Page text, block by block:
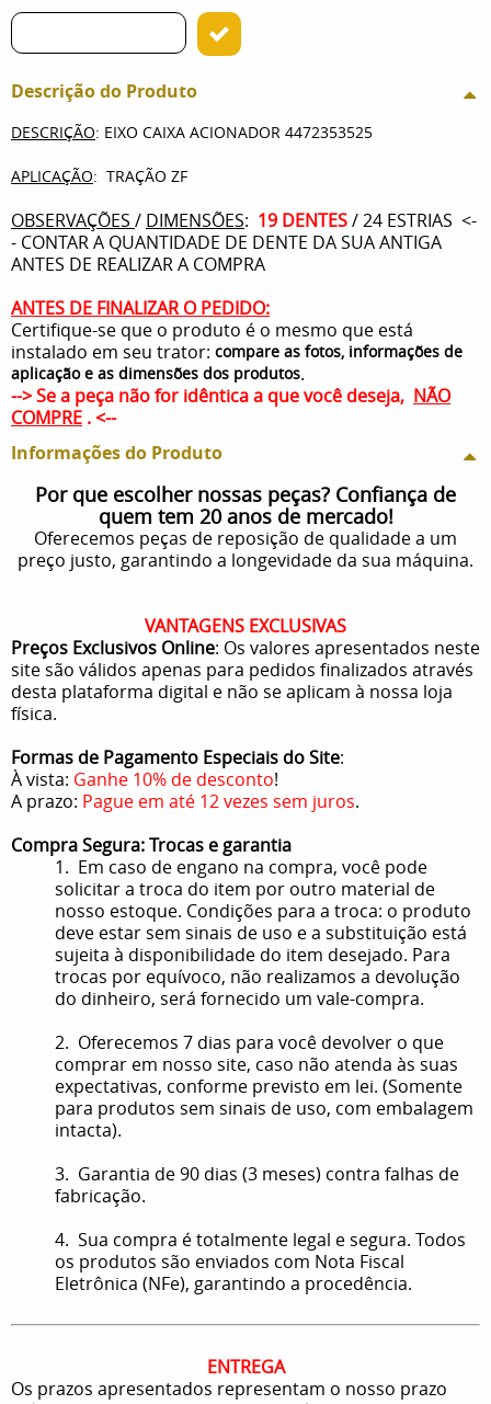
Descrição do Produto
DESCRIÇÃO: EIXO CAIXA ACIONADOR 4472353525
APLICAÇÃO: TRAÇÃO ZF
OBSERVAÇÕES / DIMENSÕES: 19 DENTES/ 24 ESTRIAS <-
- CONTAR A QUANTIDADE DE DENTE DA SUA ANTIGA
ANTES DE REALIZAR A COMPRA
ANTES DE FINALIZAR O PEDIDO:
Certifique-se que o produto é o mesmo que está
instalado em seu trator: compare as fotos, informações de
aplicação e as dimensões dos produtos.
--> Se a peça não for idêntica a que você deseja, NÃO
COMPRE . <--
Informações do Produto
Por que escolher nossas peças? Confiança de
quem tem 20 anos de mercado!
Oferecemos peças de reposição de qualidade a um
preço justo, garantindo a longevidade da sua máquina.
VANTAGENS EXCLUSIVAS
Preços Exclusivos Online: Os valores apresentados neste
site são válidos apenas para pedidos finalizados através
desta plataforma digital e não se aplicam à nossa loja
física.
Formas de Pagamento Especiais do Site:
À vista: Ganhe 10% de desconto!
A prazo: Pague em até 12 vezes sem juros.
Compra Segura: Trocas e garantia
1. Em caso de engano na compra, você pode
solicitar a troca do item por outro material de
nosso estoque. Condições para a troca: o produto
deve estar sem sinais de uso e a substituição está
sujeita à disponibilidade do item desejado. Para
trocas por equívoco, não realizamos a devolução
do dinheiro, será fornecido um vale-compra.
2. Oferecemos 7 dias para você devolver o que
comprar em nosso site, caso não atenda às suas
expectativas, conforme previsto em lei. (Somente
para produtos sem sinais de uso, com embalagem
intacta).
3. Garantia de 90 dias (3 meses) contra falhas de
fabricação.
4. Sua compra é totalmente legal e segura. Todos
os produtos são enviados com Nota Fiscal
Eletrônica (NFe), garantindo a procedência.
ENTREGA
Os prazos apresentados representam o nosso prazo